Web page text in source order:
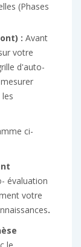
(Phases
: Avant
votre
d'auto-
ci-
évaluation
votre
.